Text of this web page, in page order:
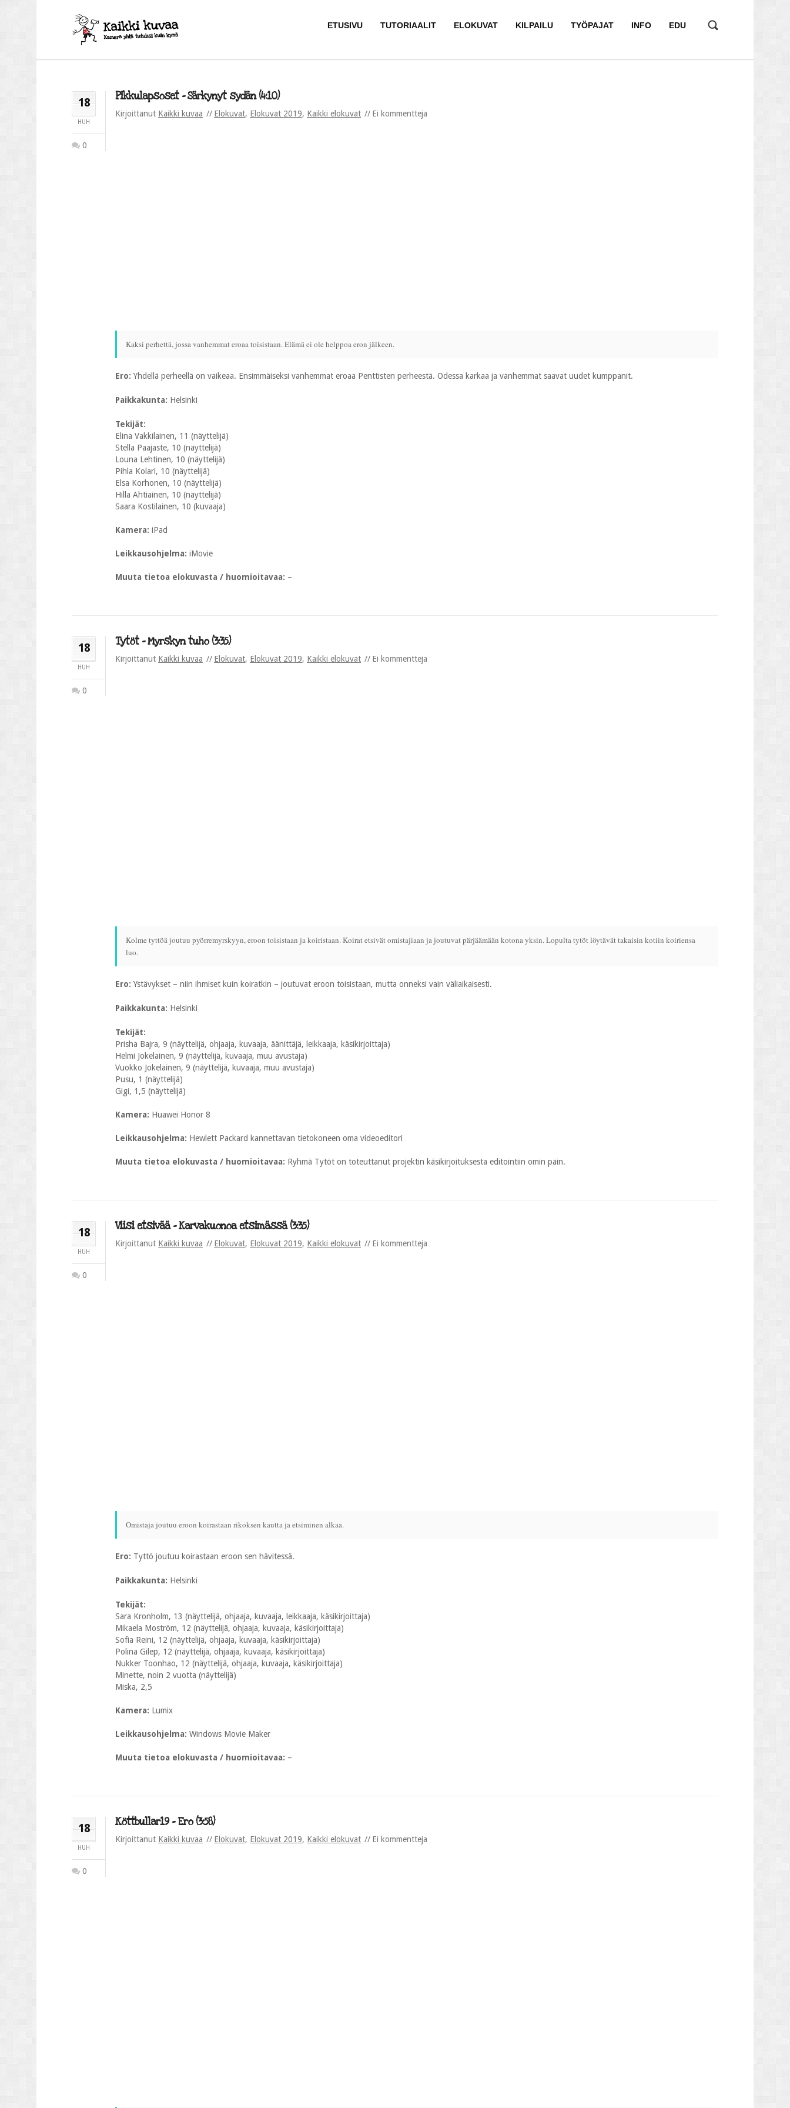
ETUSIVU TUTORIAALIT ELOKUVAT KILPAILU TYÖPAJAT INFO EDU
18
HUH
0
Pikkulapsoset – Särkynyt sydän (4:10)
Kirjoittanut Kaikki kuvaa Elokuvat, Elokuvat 2019, Kaikki elokuvat Ei kommentteja
Kaksi perhettä, jossa vanhemmat eroaa toisistaan. Elämä ei ole helppoa eron jälkeen.
Ero: Yhdellä perheellä on vaikeaa. Ensimmäiseksi vanhemmat eroaa Penttisten perheestä. Odessa karkaa ja vanhemmat saavat uudet kumppanit.
Paikkakunta: Helsinki
Tekijät:
Elina Vakkilainen, 11 (näyttelijä)
Stella Paajaste, 10 (näyttelijä)
Louna Lehtinen, 10 (näyttelijä)
Pihla Kolari, 10 (näyttelijä)
Elsa Korhonen, 10 (näyttelijä)
Hilla Ahtiainen, 10 (näyttelijä)
Saara Kostilainen, 10 (kuvaaja)
Kamera: iPad
Leikkausohjelma: iMovie
Muuta tietoa elokuvasta / huomioitavaa: –
18
HUH
0
Tytöt – Myrskyn tuho (3:35)
Kirjoittanut Kaikki kuvaa Elokuvat, Elokuvat 2019, Kaikki elokuvat Ei kommentteja
Kolme tyttöä joutuu pyörremyrskyyn, eroon toisistaan ja koiristaan. Koirat etsivät omistajiaan ja joutuvat pärjäämään kotona yksin. Lopulta tytöt löytävät takaisin kotiin koiriensa
luo.
Ero: Ystävykset – niin ihmiset kuin koiratkin – joutuvat eroon toisistaan, mutta onneksi vain väliaikaisesti.
Paikkakunta: Helsinki
Tekijät:
Prisha Bajra, 9 (näyttelijä, ohjaaja, kuvaaja, äänittäjä, leikkaaja, käsikirjoittaja)
Helmi Jokelainen, 9 (näyttelijä, kuvaaja, muu avustaja)
Vuokko Jokelainen, 9 (näyttelijä, kuvaaja, muu avustaja)
Pusu, 1 (näyttelijä)
Gigi, 1,5 (näyttelijä)
Kamera: Huawei Honor 8
Leikkausohjelma: Hewlett Packard kannettavan tietokoneen oma videoeditori
Muuta tietoa elokuvasta / huomioitavaa: Ryhmä Tytöt on toteuttanut projektin käsikirjoituksesta editointiin omin päin.
18
HUH
0
Viisi etsivää – Karvakuonoa etsimässä (3:35)
Kirjoittanut Kaikki kuvaa Elokuvat, Elokuvat 2019, Kaikki elokuvat Ei kommentteja
Omistaja joutuu eroon koirastaan rikoksen kautta ja etsiminen alkaa.
Ero: Tyttö joutuu koirastaan eroon sen hävitessä.
Paikkakunta: Helsinki
Tekijät:
Sara Kronholm, 13 (näyttelijä, ohjaaja, kuvaaja, leikkaaja, käsikirjoittaja)
Mikaela Moström, 12 (näyttelijä, ohjaaja, kuvaaja, käsikirjoittaja)
Sofia Reini, 12 (näyttelijä, ohjaaja, kuvaaja, käsikirjoittaja)
Polina Gilep, 12 (näyttelijä, ohjaaja, kuvaaja, käsikirjoittaja)
Nukker Toonhao, 12 (näyttelijä, ohjaaja, kuvaaja, käsikirjoittaja)
Minette, noin 2 vuotta (näyttelijä)
Miska, 2,5
Kamera: Lumix
Leikkausohjelma: Windows Movie Maker
Muuta tietoa elokuvasta / huomioitavaa: –
18
HUH
0
Köttbullar19 – Ero (3:58)
Kirjoittanut Kaikki kuvaa Elokuvat, Elokuvat 2019, Kaikki elokuvat Ei kommentteja